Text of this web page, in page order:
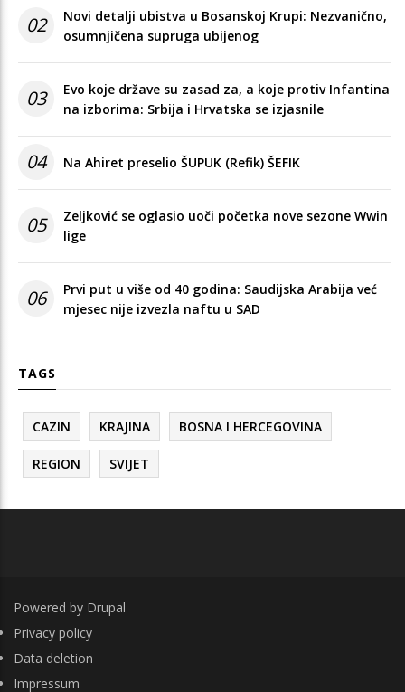
02
Novi detalji ubistva u Bosanskoj Krupi: Nezvanično,
osumnjičena supruga ubijenog
03
Evo koje države su zasad za, a koje protiv Infantina
na izborima: Srbija i Hrvatska se izjasnile
04 Na Ahiret preselio ŠUPUK (Refik) ŠEFIK
05
Zeljković se oglasio uoči početka nove sezone Wwin
lige
06
Prvi put u više od 40 godina: Saudijska Arabija već
mjesec nije izvezla naftu u SAD
TAGS
CAZIN KRAJINA BOSNA I HERCEGOVINA
REGION SVIJET
Powered by Drupal
FOOTER
Privacy policy
Data deletion
Impressum